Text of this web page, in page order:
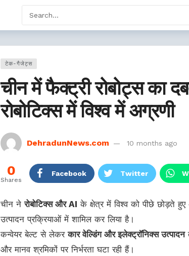
टेक-गैजेट्स
चीन में फैक्ट्री रोबोट्स का
रोबोटिक्स में विश्व में अग्रणी
DehradunNews.com 10 months ago
0
Shares
Facebook Twitter
चीन नेरोबोटिक्स और AI के क्षेत्र में विश्व को पीछे छोड़ते
उत्पादन प्रक्रियाओं में शामिल कर लिया है।
कन्वेयर बेल्ट से लेकरकार वेल्डिंग और इलेक्ट्रॉनिक्स उत्पादन
और मानव श्रमिकों पर निर्भरता घटा रही हैं।